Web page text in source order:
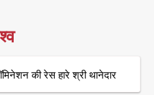
की रेस हारे श्री थानेदार